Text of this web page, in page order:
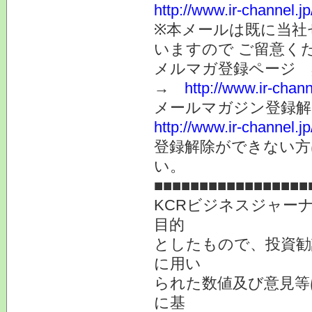
http://www.ir-
※本メールは既に当
いますので ご留意く
メルマガ登録ページ
→ http://www.ir-
メールマガジン登録
http://www.ir-
登録解除ができない
い。
KCRビジネスジャー
目的
としたもので、投資
に用い
られた数値及び意見
に基